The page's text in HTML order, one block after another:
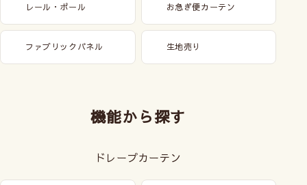
レール・ポール お急ぎ便カーテン
ファブリックパネル 生地売り
機能から探す
ドレープカーテン